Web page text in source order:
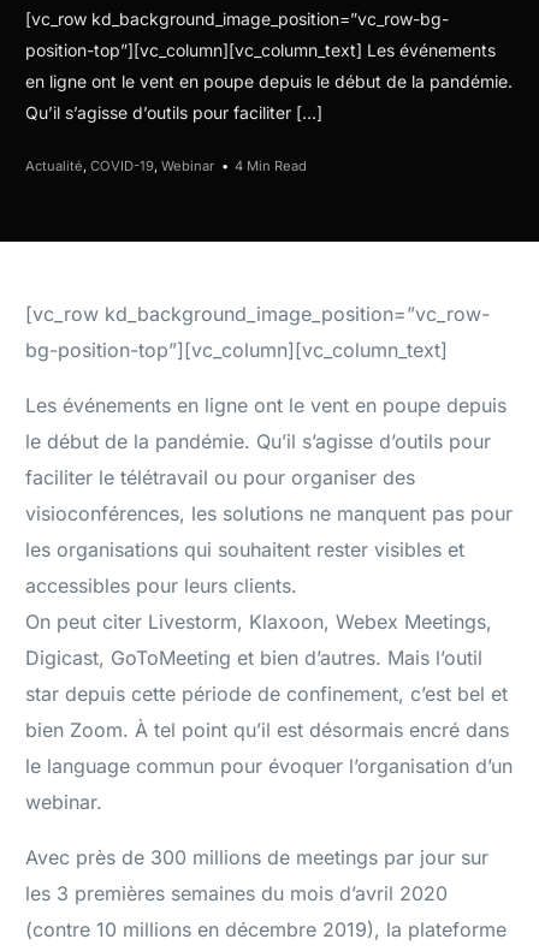
[vc_row kd_background_image_position=”vc_row-bg-
position-top”][vc_column][vc_column_text] Les événements
en ligne ont le vent en poupe depuis le début de la pandémie.
Qu’il s’agisse d’outils pour faciliter […]
Actualité,COVID-19,Webinar 4 Min Read
[vc_row kd_background_image_position=”vc_row-
bg-position-top”][vc_column][vc_column_text]
Les événements en ligne ont le vent en poupe depuis
le début de la pandémie. Qu’il s’agisse d’outils pour
faciliter le télétravail ou pour organiser des
visioconférences, les solutions ne manquent pas pour
les organisations qui souhaitent rester visibles et
accessibles pour leurs clients.
On peut citer Livestorm, Klaxoon, Webex Meetings,
Digicast, GoToMeeting et bien d’autres. Mais l’outil
star depuis cette période de confinement, c’est bel et
bien Zoom. À tel point qu’il est désormais encré dans
le language commun pour évoquer l’organisation d’un
webinar.
Avec près de 300 millions de meetings par jour sur
les 3 premières semaines du mois d’avril 2020
(contre 10 millions en décembre 2019), la plateforme